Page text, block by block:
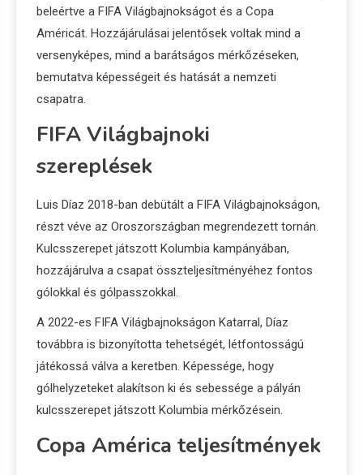
beleértve a FIFA Világbajnokságot és a Copa
Américát. Hozzájárulásai jelentősek voltak mind a
versenyképes, mind a barátságos mérkőzéseken,
bemutatva képességeit és hatását a nemzeti
csapatra.
FIFA Világbajnoki
szereplések
Luis Díaz 2018-ban debütált a FIFA Világbajnokságon,
részt véve az Oroszországban megrendezett tornán.
Kulcsszerepet játszott Kolumbia kampányában,
hozzájárulva a csapat összteljesítményéhez fontos
gólokkal és gólpasszokkal.
A 2022-es FIFA Világbajnokságon Katarral, Díaz
továbbra is bizonyította tehetségét, létfontosságú
játékossá válva a keretben. Képessége, hogy
gólhelyzeteket alakítson ki és sebessége a pályán
kulcsszerepet játszott Kolumbia mérkőzésein.
Copa América teljesítmények